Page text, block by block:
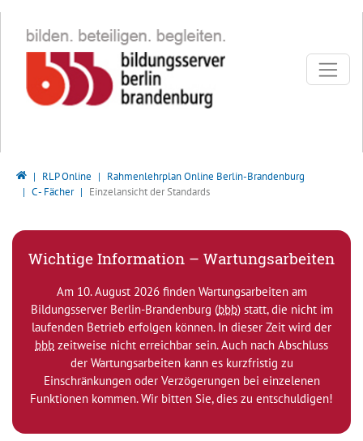
Bildungsserver Berlin - Brandenburg
RLP Online
Rahmenlehrplan Online Berlin-Brandenburg
C - Fächer
Einzelansicht der Standards
Wichtige Information – Wartungsarbeiten
Am 10. August 2026 finden Wartungsarbeiten am
Bildungsserver Berlin-Brandenburg (bbb) statt, die nicht im
laufenden Betrieb erfolgen können. In dieser Zeit wird der
bbb zeitweise nicht erreichbar sein. Auch nach Abschluss
der Wartungsarbeiten kann es kurzfristig zu
Einschränkungen oder Verzögerungen bei einzelenen
Funktionen kommen. Wir bitten Sie, dies zu entschuldigen!